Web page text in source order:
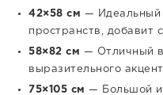
42×58 см — Идеальный
пространств, добавит
58×82 см — Отличный
выразительного
75×105 см — Большой и